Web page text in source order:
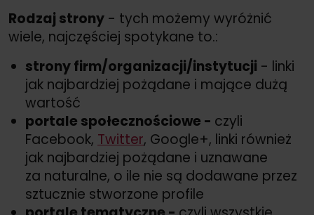
Rodzaj strony - tych możemy wyróżnić
wiele, najczęściej spotykane to.:
strony firm/organizacji/instytucji - linki
jak najbardziej pożądane i mające dużą
wartość
portale społecznościowe - czyli
Facebook, Twitter, Google+, linki również
jak najbardziej pożądane i uznawane
za naturalne, o ile nie są dodawane przez
sztucznie stworzone profile